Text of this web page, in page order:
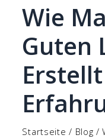
Wie
Guten
Startseite / Blog /